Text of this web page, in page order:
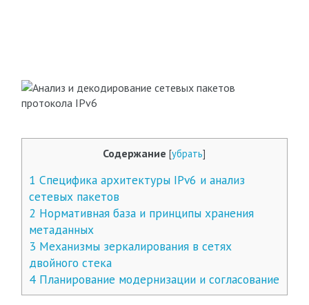
Содержание [убрать]
1 Специфика архитектуры IPv6 и анализ
сетевых пакетов
2 Нормативная база и принципы хранения
метаданных
3 Механизмы зеркалирования в сетях
двойного стека
4Планирование модернизации и согласование